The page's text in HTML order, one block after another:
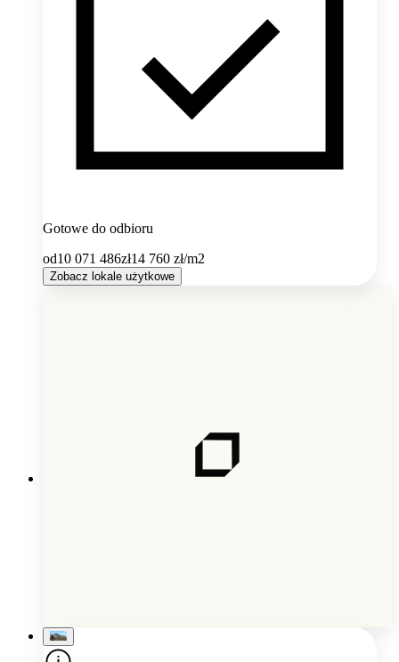
Gotowe do odbioru
od10 071 486zł14 760 zł/m2
Zobacz lokale użytkowe